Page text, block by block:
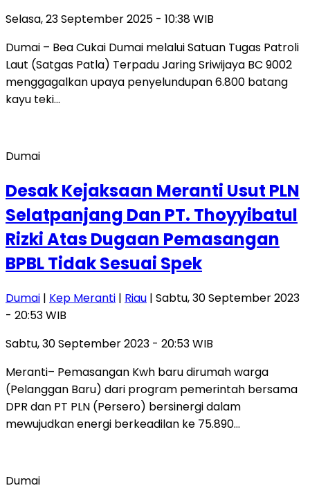
Selasa, 23 September 2025 - 10:38 WIB
Dumai – Bea Cukai Dumai melalui Satuan Tugas Patroli
Laut (Satgas Patla) Terpadu Jaring Sriwijaya BC 9002
menggagalkan upaya penyelundupan 6.800 batang
kayu teki…
Dumai
Desak Kejaksaan Meranti Usut PLN
Selatpanjang Dan PT. Thoyyibatul
Rizki Atas Dugaan Pemasangan
BPBL Tidak Sesuai Spek
Dumai | Kep Meranti | Riau | Sabtu, 30 September 2023
- 20:53 WIB
Sabtu, 30 September 2023 - 20:53 WIB
Meranti– Pemasangan Kwh baru dirumah warga
(Pelanggan Baru) dari program pemerintah bersama
DPR dan PT PLN (Persero) bersinergi dalam
mewujudkan energi berkeadilan ke 75.890…
Dumai